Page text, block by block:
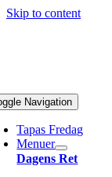
Skip to content
Navigation
Tapas Fredag
Menuer
Dagens Ret